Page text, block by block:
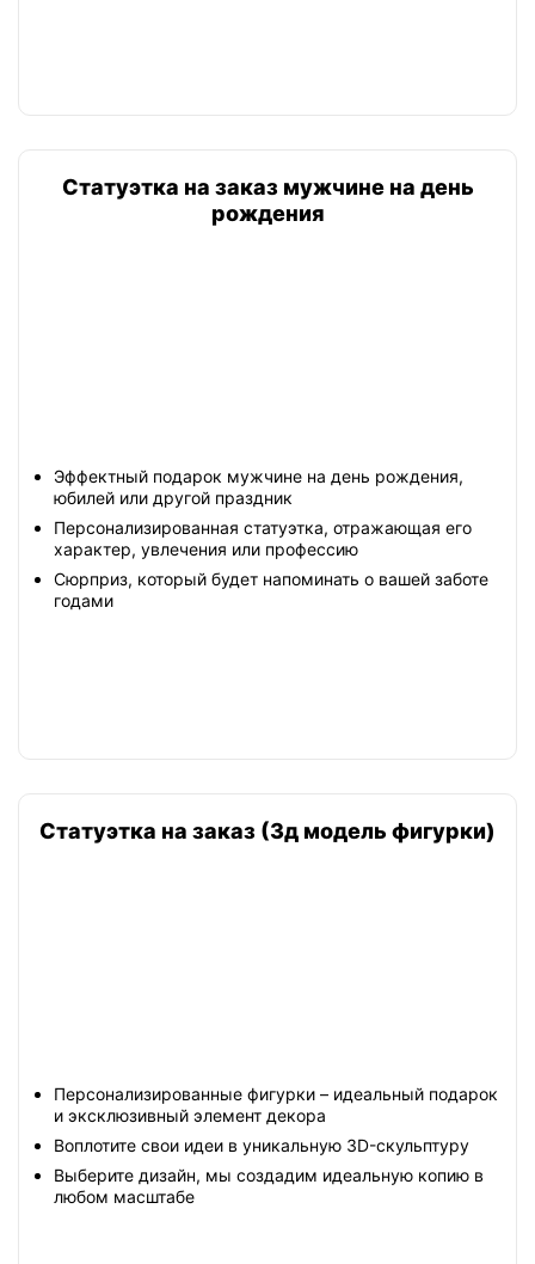
Статуэтка на заказ мужчине на день
рождения
Эффектный подарок мужчине на день рождения,
юбилей или другой праздник
Персонализированная статуэтка, отражающая его
характер, увлечения или профессию
Сюрприз, который будет напоминать о вашей заботе
годами
Статуэтка на заказ (3д модель фигурки)
Персонализированные фигурки – идеальный подарок
и эксклюзивный элемент декора
Воплотите свои идеи в уникальную 3D-скульптуру
Выберите дизайн, мы создадим идеальную копию в
любом масштабе